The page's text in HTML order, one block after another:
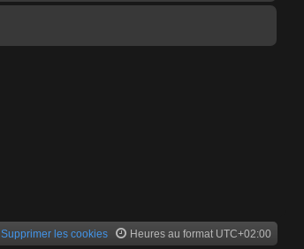
Heures au format UTC+02:00
Supprimer les cookies